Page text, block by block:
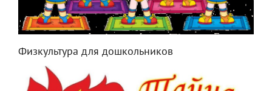
Физкультура для дошкольников